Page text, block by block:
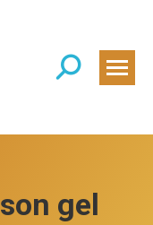
Search:
son gel